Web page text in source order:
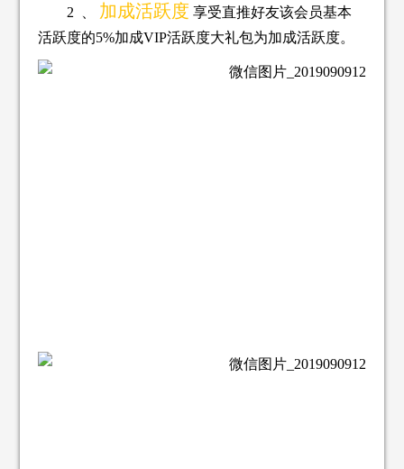
2 、 加成活跃度 享受直推好友该会员基本
活跃度的5%加成VIP活跃度大礼包为加成活跃度。